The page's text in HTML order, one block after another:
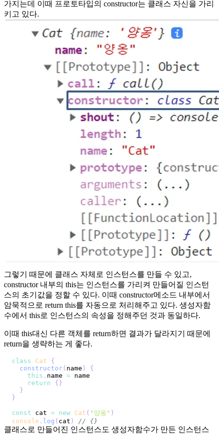
가지는데 이때 프로토타입의 constructor는 클래스 자신을 가리
키고 있다.
그렇기 때문에 클래스 자체로 인스턴스를 만들 수 있고,
constructor 내부의 this는 인스턴스를 가리켜 만들어질 인스턴
스의 초기값을 정할 수 있다. 이때 constructor메소드 내부에서
암묵적으로 return this를 자동으로 처리해주고 있다. 생성자함
수에서 this로 인스턴스의 속성을 정해주던 것과 동일하다.
이때 this대신 다른 객체를 return하면 결과가 달라지기 때문에
return을 생략하는 게 좋다.
class Cat
{
constructor( name )
{
this . name =
return
{ }
}
}
const cat = new Cat ( "양옹" )
console . log ( cat ) // {}
클래스로 만들어진 인스턴스도 생성자함수가 만든 인스턴스